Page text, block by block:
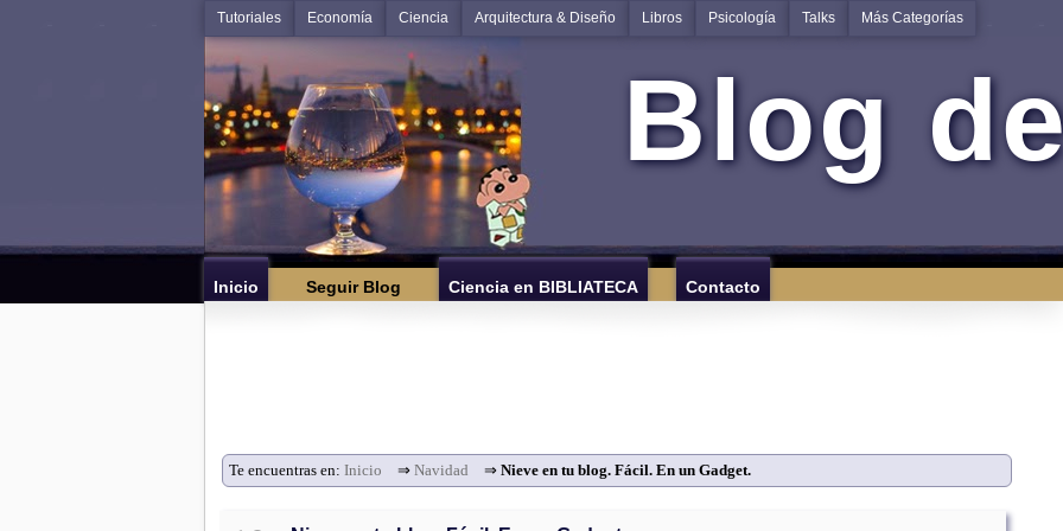
Tutoriales Economía Ciencia Arquitectura & Diseño Libros Psicología Talks Más Categorías
Blog
Inicio Seguir Blog Ciencia en BIBLIATECA Contacto
Te encuentras en: Inicio ⇒ Navidad ⇒ Nieve en tu blog. Fácil. En un Gadget.